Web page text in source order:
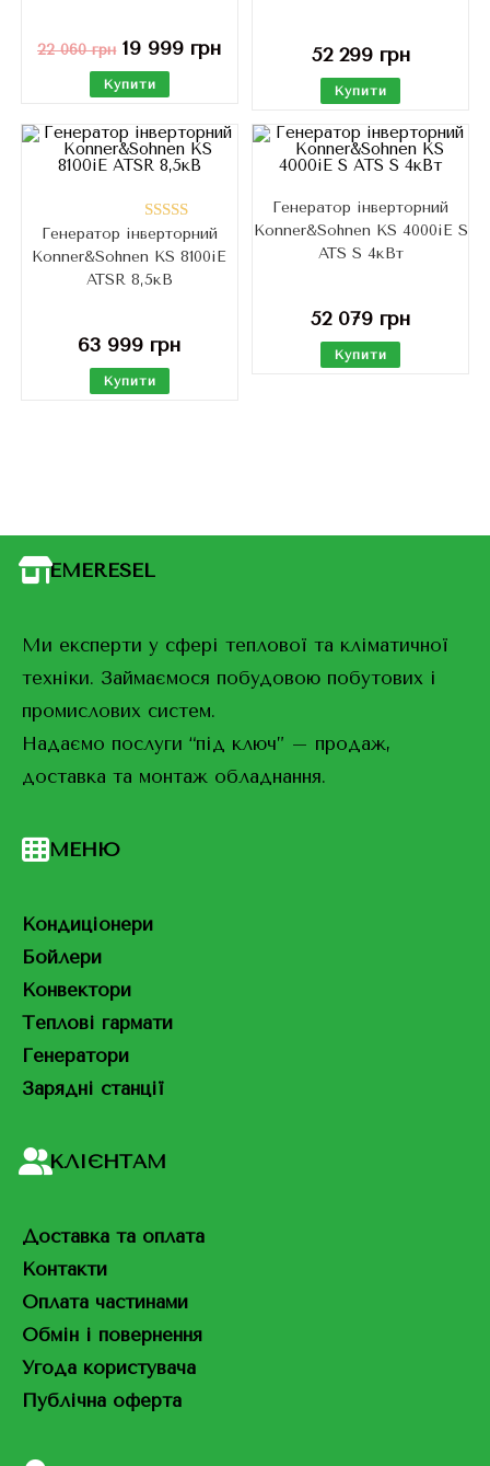
22 060грн 19 999 грн
Купити
52 299грн
Купити
Оцінено в
5.00з 5
Генератор інверторний
Konner&Sohnen KS 8100iE
ATSR 8,5кВ
63 999 грн
Купити
Генератор інверторний
Konner&Sohnen KS 4000iE S
ATS S 4кВт
52 079 грн
Купити
EMERESEL
Ми експерти у сфері теплової та кліматичної
техніки. Займаємося побудовою побутових і
промислових систем.
Надаємо послуги “під ключ” – продаж,
доставка та монтаж обладнання.
МЕНЮ
Кондиціонери
Бойлери
Конвектори
Теплові гармати
Генератори
Зарядні станції
КЛІЄНТАМ
Доставка та оплата
Контакти
Оплата частинами
Обмін і повернення
Угода користувача
Публічна оферта